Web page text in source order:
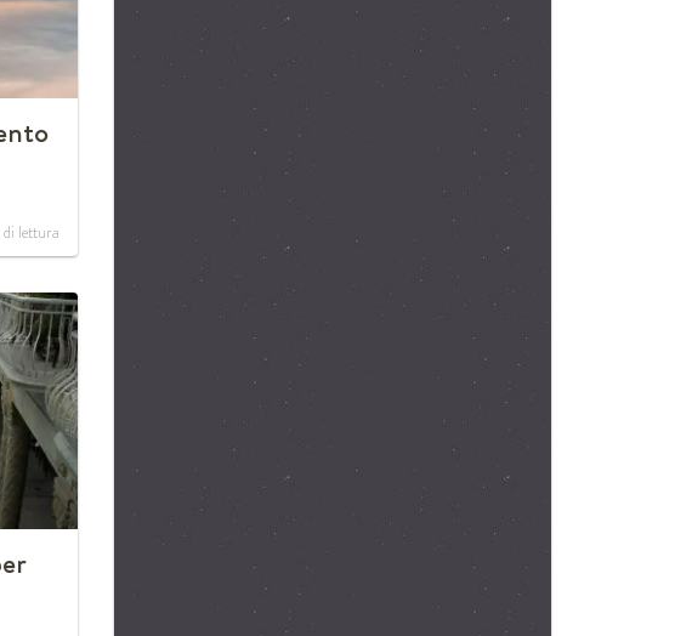
lettura